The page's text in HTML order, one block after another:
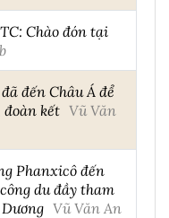
Chào đón tại
đến Châu Á để
đoàn kết Vũ Văn
Phanxicô đến
du đầy tham
Vũ Văn An